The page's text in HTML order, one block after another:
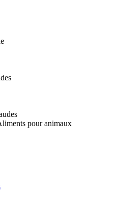
pour animaux